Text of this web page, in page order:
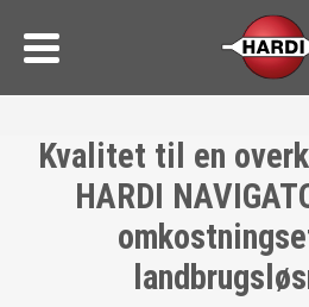
Kvalitet til en
HARDI